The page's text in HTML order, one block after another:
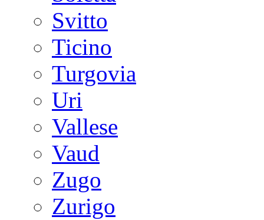
Svitto
Ticino
Turgovia
Uri
Vallese
Vaud
Zugo
Zurigo